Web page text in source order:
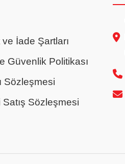
İade Şartları
Güvenlik Politikası
Sözleşmesi
Sözleşmesi